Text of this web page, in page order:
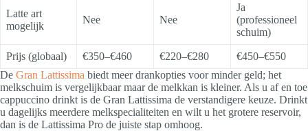
Latte art
mogelijk
Nee Nee
Ja
(professioneel
schuim)
Prijs (globaal) €350–€460 €220–€280
€450–€550
De Gran Lattissima biedt meer drankopties voor minder geld; het
melkschuim is vergelijkbaar maar de melkkan is kleiner. Als u af en toe
cappuccino drinkt is de Gran Lattissima de verstandigere keuze. Drinkt
u dagelijks meerdere melkspecialiteiten en wilt u het grotere reservoir,
dan is de Lattissima Pro de juiste stap omhoog.